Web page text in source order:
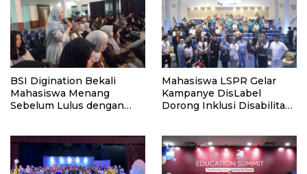
BSI Digination Bekali
Mahasiswa Menang
Sebelum Lulus dengan
Mahasiswa LSPR Gelar
Kampanye DisLabel
Dorong Inklusi Disabilitas